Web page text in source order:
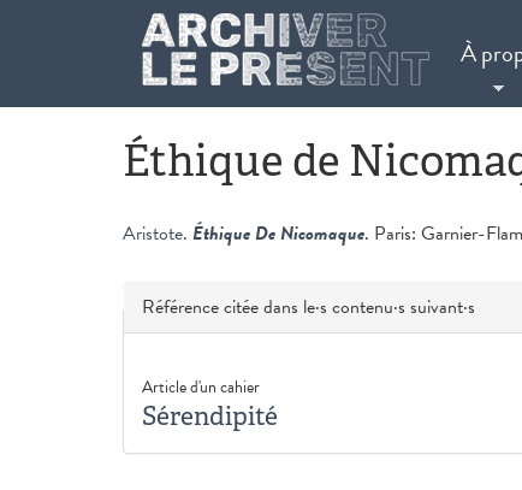
Aller au contenu principal
À
Éthique de
Aristote. Éthique De Nicomaque. Paris: Garnier-
Masquer
Référence citée dans le·s contenu·s suivant·s
Article d'un cahier
Sérendipité